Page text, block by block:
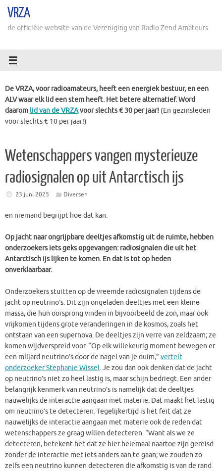
naarVRZA
de officiële website van de Vereniging van Radio Zend Amateurs
De VRZA, voor radioamateurs, heeft een energiek bestuur, en een
ALV waar elk lid een stem heeft. Het betere alternatief. Word
daarom lid van de VRZAvoor slechts € 30 per jaar! (En gezinsleden
voor slechts € 10 per jaar!)
Wetenschappers vangen mysterieuze
radiosignalen op uit Antarctisch ijs
23 juni 2025 Diversen
en niemand begrijpt hoe dat kan.
Op jacht naar ongrijpbare deeltjes afkomstig uit de ruimte, hebben
onderzoekers iets geks opgevangen: radiosignalen die uit het
Antarctisch ijs lijken te komen. En dat is tot op heden
onverklaarbaar.
Onderzoekers stuitten op de vreemde radiosignalen tijdens de
jacht op neutrino’s. Dit zijn ongeladen deeltjes met een kleine
massa, die hun oorsprong vinden in bijvoorbeeld de zon, maar ook
vrijkomen tijdens grote veranderingen in de kosmos, zoals het
ontstaan van een supernova. De deeltjes zijn verre van zeldzaam; ze
komen wijdverspreid voor. “Op elk willekeurig moment bewegen er
een miljard neutrino’s door de nagel van je duim,” vertelt
onderzoeker Stephanie Wissel. Je zou dan ook denken dat de jacht
op neutrino’s niet zo heel lastig is, maar schijn bedriegt. Een ander
belangrijk kenmerk van neutrino’s is namelijk dat de deeltjes
nauwelijks de interactie aangaan met materie. Dat maakt het lastig
om neutrino’s te detecteren. Tegelijkertijd is het feit dat ze
nauwelijks de interactie aangaan met materie ook de reden dat
wetenschappers ze graag wíllen detecteren. “Want als we ze
detecteren, betekent het dat ze hier helemaal naartoe zijn gereisd
zonder de interactie met iets anders aan te gaan; we zouden zo
zelfs een neutrino kunnen detecteren die afkomstig is van de rand